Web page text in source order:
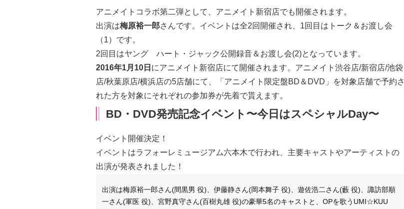
アニメイトコラボ第二弾として、 アニメイト新宿店でも開催されます。
出演は梅原裕一郎さんです。イベントは全2回開催され、1回目はトーク＆お渡し会
（1）です。
2回目はヤング ハート・ジャック公開録音＆お渡し会(2)となっています。
2016年1月10日 にアニメイト新宿店にて開催されます。 アニメイト渋谷店/新宿店/池袋
店/秋葉原店/横浜店の5店舗にて、「アニメイト限定盤BD＆DVD」を対象店舗で予約さ
れた方を対象にそれぞれの参加券が先着で貰えます。
BD・DVD発売記念イベント〜今日はスペシャルDay〜
イベント開催決定！
イベントはラフォーレミュージアム六本木で行われ、主要キャストやアーティストの
出演が発表されました！
出演は梅原裕一郎さん(間黒男 役)、伊藤静さん(岡本舞子 役)、遊佐浩二さん(藪 役)、諏訪部順
一さん(軍医 役)、宮野真守さん(百樹丸雄 役)の豪華5名のキャストと、OPを歌うUMI☆KUU